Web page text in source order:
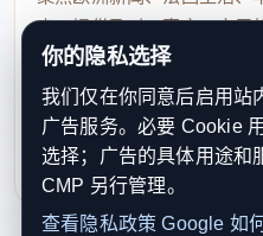
来自龙桥校区三年级的
500元，其中200元是她
元是她妈妈朱女士的额外
她连零食都舍不得买。一
病，二话不说就要捐，还
治疗。我觉得她这份心意
点，提供及时、真实、实用
速了解欧洲动态。
contact@xinouzhou.com
服务支持、版权与合作：工
利通知
你的隐私选择
我们仅在你同意后启用站
广告服务。必要 Cookie
选择；广告的具体用途和
CMP 另行管理。
查看隐私政策 Google 如